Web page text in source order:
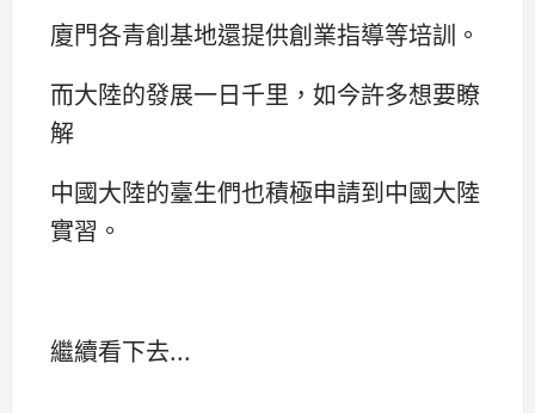
廈門各青創基地還提供創業指導等培訓。
而大陸的發展一日千里，如今許多想要瞭
解
中國大陸的臺生們也積極申請到中國大陸
實習。
繼續看下去...